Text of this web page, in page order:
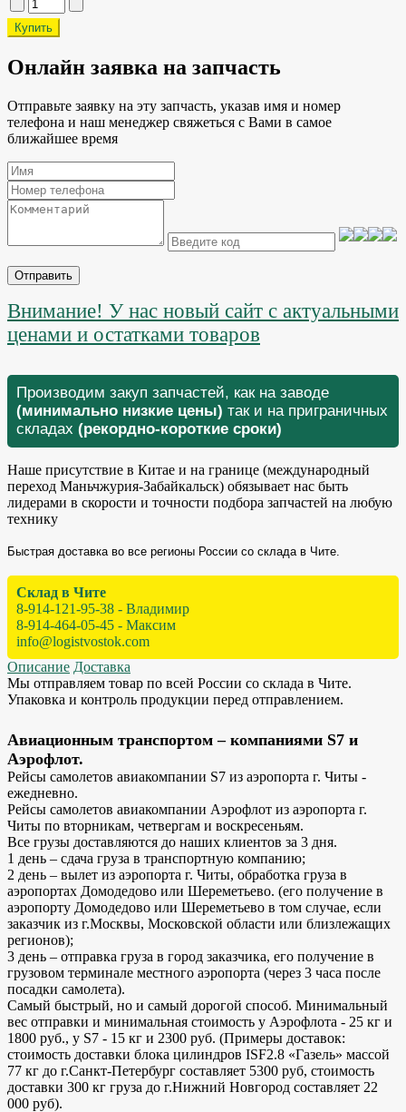
Онлайн заявка на запчасть
Отправьте заявку на эту запчасть, указав имя и номер
телефона и наш менеджер свяжеться с Вами в самое
ближайшее время
Отправить
Внимание! У нас новый сайт с актуальными
ценами и остатками товаров
Производим закуп запчастей, как на заводе
(минимально низкие цены) так и на приграничных
складах (рекордно-короткие сроки)
Наше присутствие в Китае и на границе (международный
переход Маньчжурия-Забайкальск) обязывает нас быть
лидерами в скорости и точности подбора запчастей на любую
технику
Быстрая доставка во все регионы России со склада в Чите.
Склад в Чите
8-914-121-95-38 - Владимир
8-914-464-05-45 - Максим
info@logistvostok.com
Описание Доставка
Мы отправляем товар по всей России со склада в Чите.
Упаковка и контроль продукции перед отправлением.
Авиационным транспортом – компаниями S7 и
Аэрофлот.
Рейсы самолетов авиакомпании S7 из аэропорта г. Читы -
ежедневно.
Рейсы самолетов авиакомпании Аэрофлот из аэропорта г.
Читы по вторникам, четвергам и воскресеньям.
Все грузы доставляются до наших клиентов за 3 дня.
1 день – сдача груза в транспортную компанию;
2 день – вылет из аэропорта г. Читы, обработка груза в
аэропортах Домодедово или Шереметьево. (его получение в
аэропорту Домодедово или Шереметьево в том случае, если
заказчик из г.Москвы, Московской области или близлежащих
регионов);
3 день – отправка груза в город заказчика, его получение в
грузовом терминале местного аэропорта (через 3 часа после
посадки самолета).
Самый быстрый, но и самый дорогой способ. Минимальный
вес отправки и минимальная стоимость у Аэрофлота - 25 кг и
1800 руб., у S7 - 15 кг и 2300 руб. (Примеры доставок:
стоимость доставки блока цилиндров ISF2.8 «Газель» массой
77 кг до г.Санкт-Петербург составляет 5300 руб, стоимость
доставки 300 кг груза до г.Нижний Новгород составляет 22
000 руб).